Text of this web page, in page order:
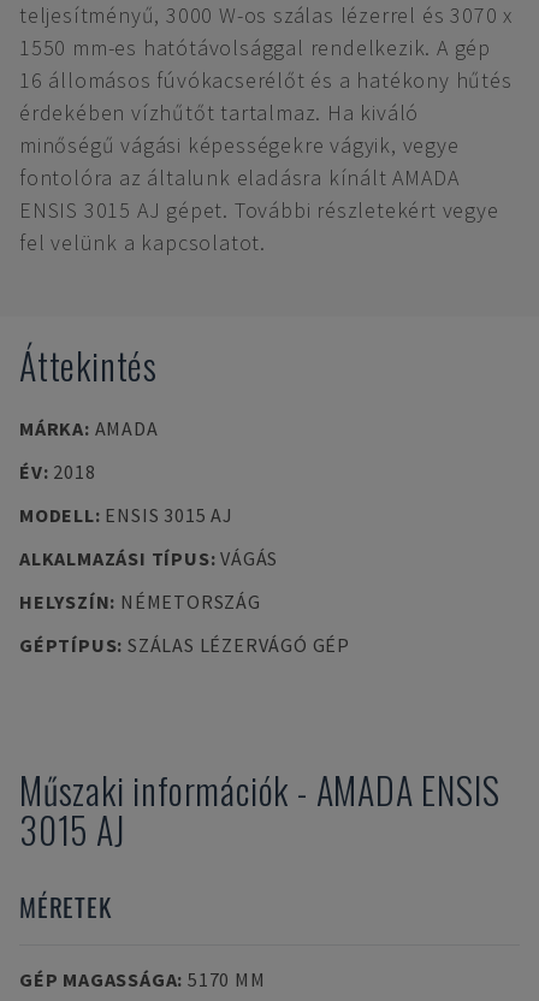
teljesítményű, 3000 W-os szálas lézerrel és 3070 x
1550 mm-es hatótávolsággal rendelkezik. A gép
16 állomásos fúvókacserélőt és a hatékony hűtés
érdekében vízhűtőt tartalmaz. Ha kiváló
minőségű vágási képességekre vágyik, vegye
fontolóra az általunk eladásra kínált AMADA
ENSIS 3015 AJ gépet. További részletekért vegye
fel velünk a kapcsolatot.
Áttekintés
MÁRKA: AMADA
ÉV: 2018
MODELL: ENSIS 3015 AJ
ALKALMAZÁSI TÍPUS:VÁGÁS
HELYSZÍN: NÉMETORSZÁG
GÉPTÍPUS: SZÁLAS LÉZERVÁGÓ GÉP
Műszaki információk - AMADA ENSIS
3015 AJ
MÉRETEK
GÉP MAGASSÁGA: 5170 MM